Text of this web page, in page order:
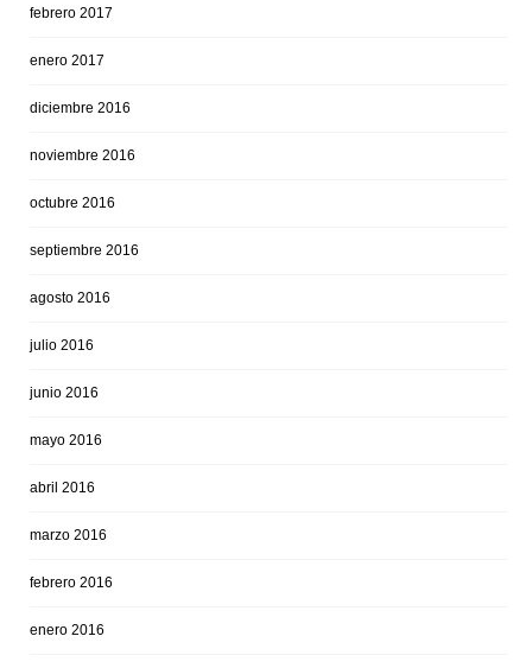
febrero 2017
enero 2017
diciembre 2016
noviembre 2016
octubre 2016
septiembre 2016
agosto 2016
julio 2016
junio 2016
mayo 2016
abril 2016
marzo 2016
febrero 2016
enero 2016